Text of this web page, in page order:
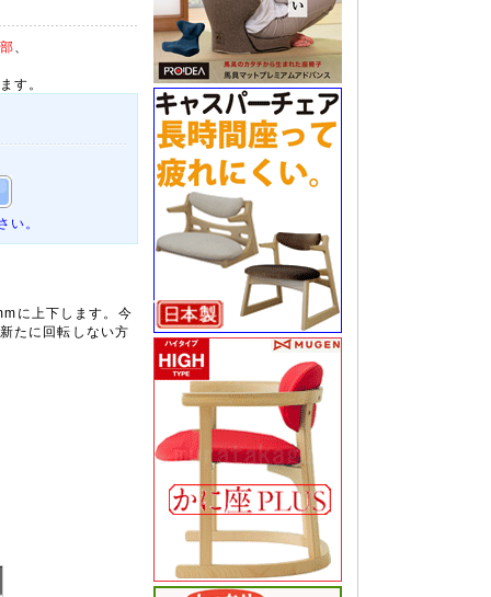
す。
い。
に上下します。今
たに回転しない方